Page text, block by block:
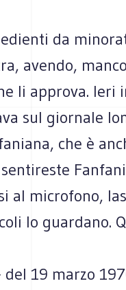
da
avendo,
li approva.
sul giornale
che è
al microfono,
lo guardano.
del 19 marzo